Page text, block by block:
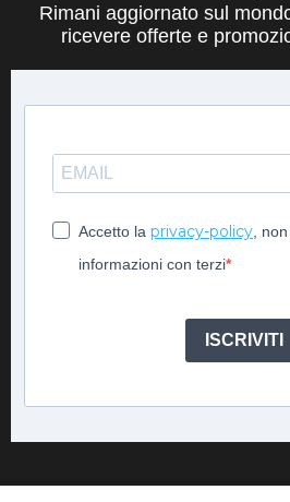
Rimani aggiornato sul
ricevere offerte e
Accetto la privacy-policy ,
informazioni con terzi
ISCRIVITI